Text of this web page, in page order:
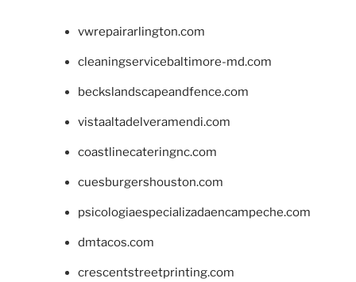
vwrepairarlington.com
cleaningservicebaltimore-md.com
beckslandscapeandfence.com
vistaaltadelveramendi.com
coastlinecateringnc.com
cuesburgershouston.com
psicologiaespecializadaencampeche.com
dmtacos.com
crescentstreetprinting.com